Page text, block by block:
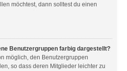
möchtest, dann solltest du einen
Benutzergruppen farbig dargestellt?
möglich, den Benutzergruppen
so dass deren Mitglieder leichter zu